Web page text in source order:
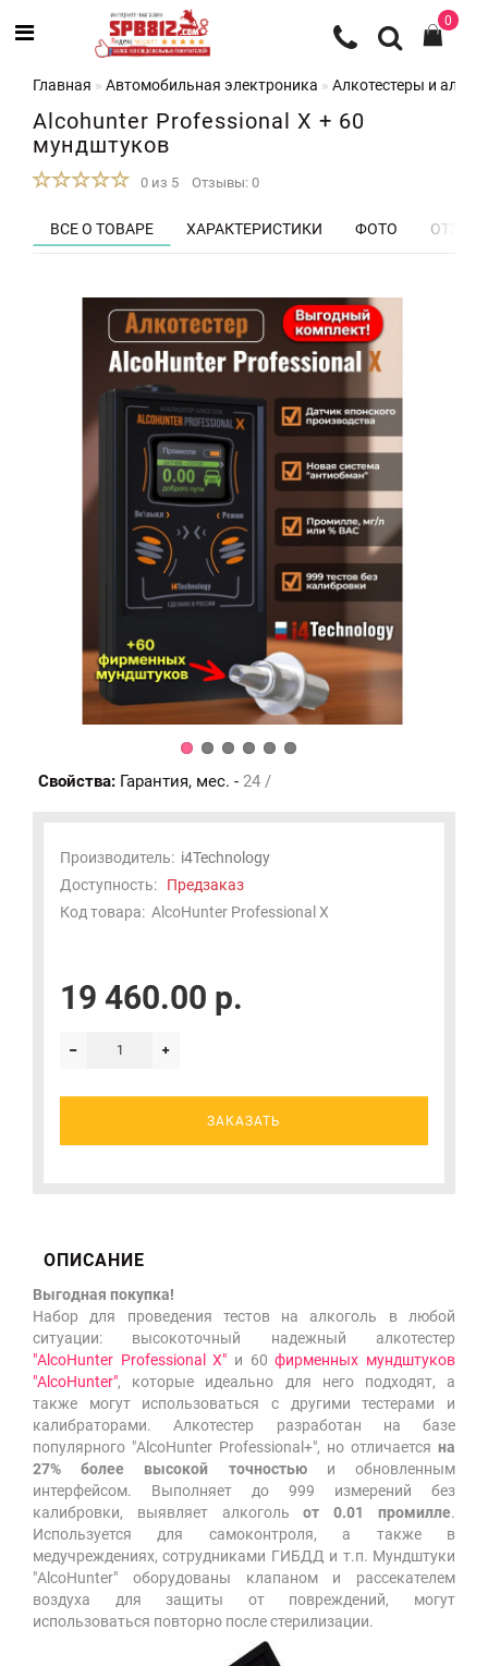
0
Главная Автомобильная электроника Алкотестеры и
Alcohunter Professional Х + 60
мундштуков
0 из 5 Отзывы: 0
ВСЕ О ТОВАРЕ ХАРАКТЕРИСТИКИ ФОТО
Свойства: Гарантия, мес. - 24 /
Производитель: i4Technology
Доступность: Предзаказ
Код товара: AlcoHunter Professional X
19 460.00 р.
ЗАКАЗАТЬ
ОПИСАНИЕ
Выгодная покупка!
Набор для проведения тестов на алкоголь в любой
ситуации: высокоточный надежный алкотестер
"AlcoHunter Professional X" и 60фирменных мундштуков
"AlcoHunter", которые идеально для него подходят, а
также могут использоваться с другими тестерами и
калибраторами. Алкотестер разработан на базе
популярного "AlcoHunter Professional+", но отличается на
27% более высокой точностьюи обновленным
интерфейсом. Выполняет до 999 измерений без
калибровки, выявляет алкогольот 0.01 промилле.
Используется для самоконтроля, а также в
медучреждениях, сотрудниками ГИБДД и т.п. Мундштуки
"AlcoHunter" оборудованы клапаном и рассекателем
воздуха для защиты от повреждений, могут
использоваться повторно после стерилизации.